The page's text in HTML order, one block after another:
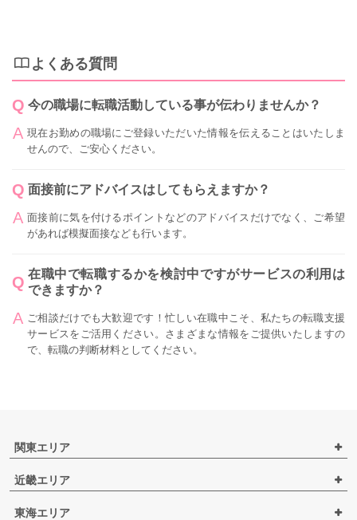
よくある質問
今の職場に転職活動している事が伝わりませんか？
現在お勤めの職場にご登録いただいた情報を伝えることはいたしま
せんので、ご安心ください。
面接前にアドバイスはしてもらえますか？
面接前に気を付けるポイントなどのアドバイスだけでなく、ご希望
があれば模擬面接なども行います。
在職中で転職するかを検討中ですがサービスの利用は
できますか？
ご相談だけでも大歓迎です！忙しい在職中こそ、私たちの転職支援
サービスをご活用ください。さまざまな情報をご提供いたしますの
で、転職の判断材料としてください。
関東エリア
近畿エリア
東海エリア